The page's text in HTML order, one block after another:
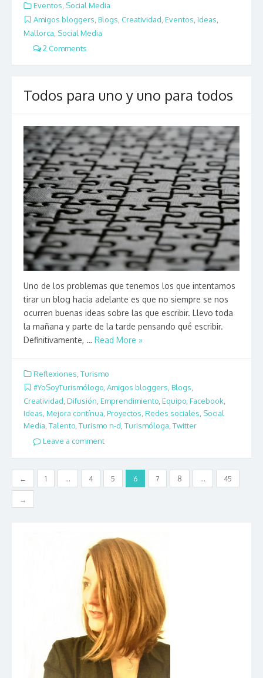
Eventos, Social Media
Amigos bloggers Blogs Creatividad Eventos Ideas
Mallorca Social Media
2 Comments
Todos para uno y uno para todos
Uno de los problemas que tenemos los que intentamos
tirar un blog hacia adelante es que no siempre se nos
ocurren buenas ideas sobre las que escribir. Llevo toda
la mañana y parte de la tarde pensando qué escribir.
Definitivamente, … Read More »
Reflexiones Turismo
#YoSoyTurismólogo Amigos bloggers Blogs
Creatividad, Difusión, Emprendimiento, Equipo, Facebook,
Ideas, Mejora contínua, Proyectos, Redes sociales, Social
Media, Talento, Turismo n-d, Turismóloga, Twitter
Leave a comment
Posts navigation
← 1 … 4 5 6 7 8 … 45
→